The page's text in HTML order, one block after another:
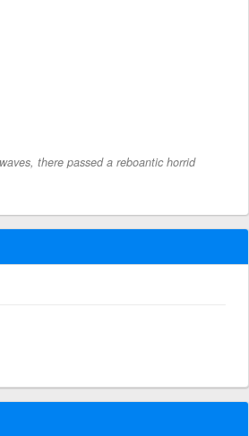
there passed a reboantic horrid